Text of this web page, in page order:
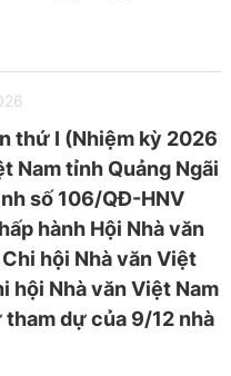
thứ I (Nhiệm kỳ 2026
Nam tỉnh Quảng Ngãi
số 106/QĐ-HNV
hành Hội Nhà văn
hội Nhà văn Việt
hội Nhà văn Việt Nam
dự của 9/12 nhà